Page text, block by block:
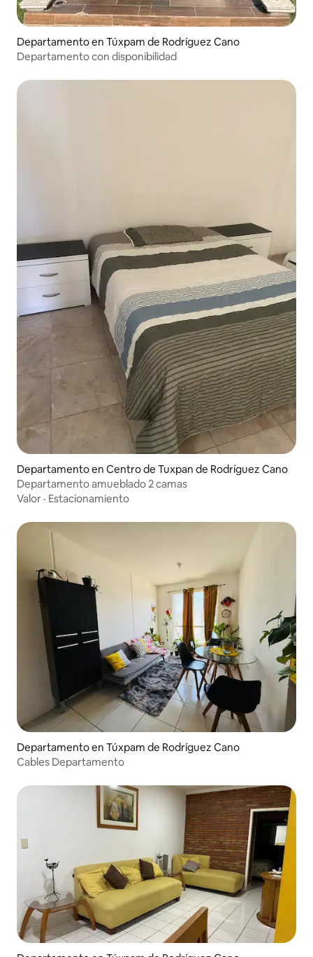
Departamento en Túxpam de Rodríguez Cano
Departamento con disponibilidad
Departamento en Centro de Tuxpan de Rodríguez Cano
Departamento amueblado 2 camas
Valor · Estacionamiento
Departamento en Túxpam de Rodríguez Cano
Cables Departamento